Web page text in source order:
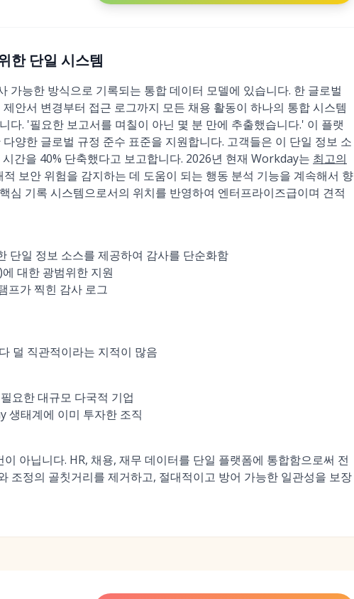
한 단일 시스템
능한 방식으로 기록되는 통합 데이터 모델에 있습니다. 한 글로벌
안서 변경부터 접근 로그까지 모든 채용 활동이 하나의 통합 시스템
다. '필요한 보고서를 며칠이 아닌 몇 분 만에 추출했습니다.' 이 플랫
양한 글로벌 규정 준수 표준을 지원합니다. 고객들은 이 단일 정보 소
간을 40% 단축했다고 보고합니다. 2026년 현재 Workday는 최고의
보안 위험을 감지하는 데 도움이 되는 행동 분석 기능을 계속해서 향
심 기록 시스템으로서의 위치를 반영하여 엔터프라이즈급이며 견적
단일 정보 소스를 제공하여 감사를 단순화함
대한 광범위한 지원
프가 찍힌 감사 로그
덜 직관적이라는 지적이 많음
요한 대규모 다국적 기업
생태계에 이미 투자한 조직
아닙니다. HR, 채용, 재무 데이터를 단일 플랫폼에 통합함으로써 전
조정의 골칫거리를 제거하고, 절대적이고 방어 가능한 일관성을 보장